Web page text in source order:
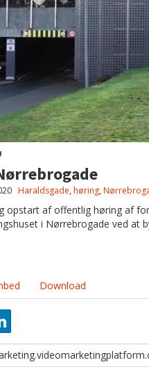
Haraldsgade, høring,
opstart af offentlig høring af
i Nørrebrogade ved at
Download